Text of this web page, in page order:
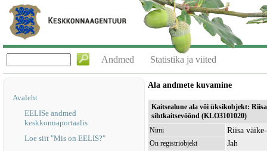
Andmed Statistika ja viited
Avaleht
EELISe andmed
keskkonnaportaalis
Loe siit "Mis on EELIS?"
Ala andmete kuvamine
Kaitsealune ala või üksikobjekt:
sihtkaitsevöönd (KLO3101020)
Nimi
Riisa
On registriobjekt Jah